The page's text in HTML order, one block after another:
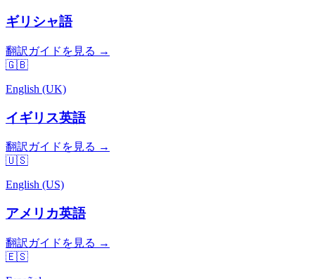
ギリシャ語
翻訳ガイドを見る →
🇬🇧
English (UK)
イギリス英語
翻訳ガイドを見る →
🇺🇸
English (US)
アメリカ英語
翻訳ガイドを見る →
🇪🇸